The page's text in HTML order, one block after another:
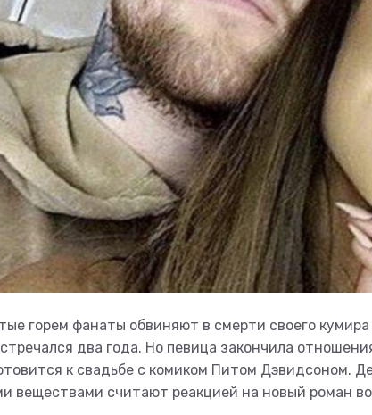
горем фанаты обвиняют в смерти своего
два года. Но певица закончила
к свадьбе с комиком Питом Дэвидсоном.
веществами считают реакцией на новый роман